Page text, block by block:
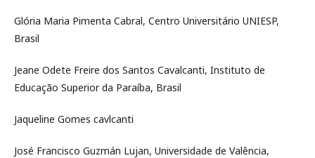
Glória Maria Pimenta Cabral, Centro Universitário UNIESP,
Brasil
Jeane Odete Freire dos Santos Cavalcanti, Instituto de
Educação Superior da Paraíba, Brasil
Jaqueline Gomes cavlcanti
José Francisco Guzmán Lujan, Universidade de Valência,